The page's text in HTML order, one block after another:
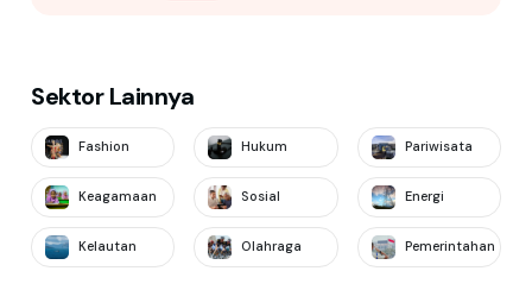
Sektor Lainnya
Fashion Hukum Pariwisata
Keagamaan Sosial Energi
Kelautan Olahraga Pemerintahan